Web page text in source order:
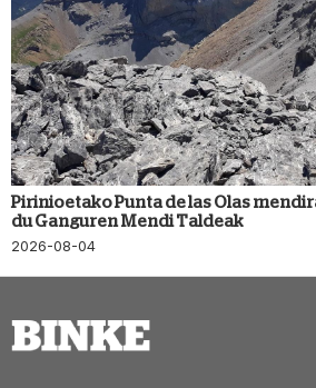
Pirinioetako Punta de las Olas
du Ganguren Mendi Taldeak
2026-08-04